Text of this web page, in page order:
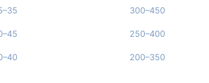
300–450
250–400
200–350